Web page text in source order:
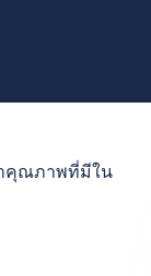
คุณภาพที่มีใน